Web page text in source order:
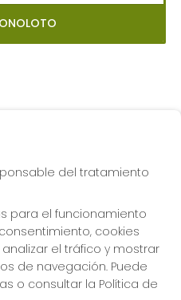
LA
TE
del tratamiento
para el funcionamiento
cookies
el tráfico y mostrar
de navegación. Puede
o consultar la Política de